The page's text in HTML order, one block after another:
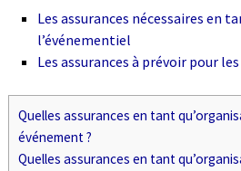
Les assurances nécessaires en
l’événementiel
Les assurances à prévoir pour
Quelles assurances en tant
événement ?
Quelles assurances en tant